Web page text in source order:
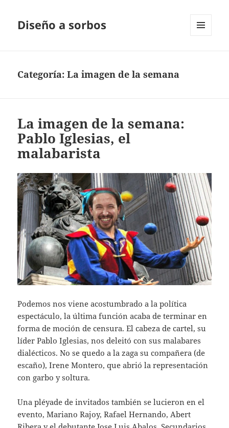
Diseño a sorbos
Categoría:La imagen de la semana
La imagen de la semana:
Pablo Iglesias, el
malabarista
Podemos nos viene acostumbrado a la política
espectáculo, la última función acaba de terminar en
forma de moción de censura. El cabeza de cartel, su
líder Pablo Iglesias, nos deleitó con sus malabares
dialécticos. No se quedo a la zaga su compañera (de
escaño), Irene Montero, que abrió la representación
con garbo y soltura.
Una pléyade de invitados también se lucieron en el
evento, Mariano Rajoy, Rafael Hernando, Abert